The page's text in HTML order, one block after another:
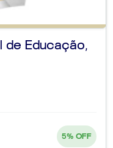
de Educação,
5% OFF